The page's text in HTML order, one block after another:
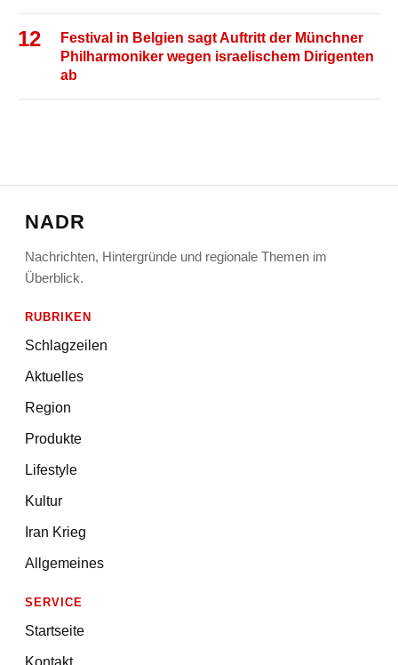
12
Festival in Belgien sagt Auftritt der Münchner
Philharmoniker wegen israelischem Dirigenten
ab
NADR
Nachrichten, Hintergründe und regionale Themen im
Überblick.
RUBRIKEN
Schlagzeilen
Aktuelles
Region
Produkte
Lifestyle
Kultur
Iran Krieg
Allgemeines
SERVICE
Startseite